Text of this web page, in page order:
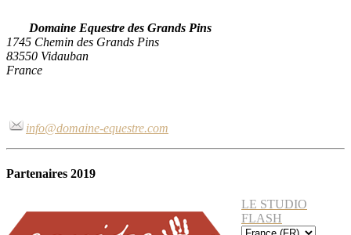
Domaine Equestre des Grands Pins
1745 Chemin des Grands Pins
83550 Vidauban
France
info@domaine-equestre.com
Partenaires 2019
LE STUDIO
FLASH